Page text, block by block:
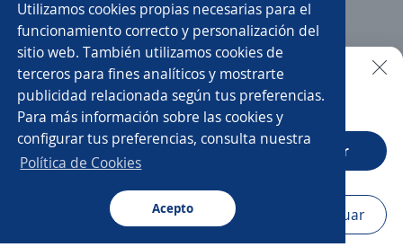
Utilizamos cookies propias necesarias para el
funcionamiento correcto y personalización del
sitio web. También utilizamos cookies de
terceros para fines analíticos y mostrarte
publicidad relacionada según tus preferencias.
Para más información sobre las cookies y
configurar tus preferencias, consulta nuestra
Política de Cookies
Acepto
Buscar Postulaciones Avisos Favoritos
Administrativo comercial Administrativa
Atención al cliente Administrativo/a
Analista comercial Administrativo seguros
Auxiliar administrativo/a
Administración
Buscar es más fácil en la app
CT App Abrir
Navegador Continuar